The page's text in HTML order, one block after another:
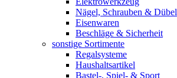
Nägel, Schrauben & Dübel
Eisenwaren
Beschläge & Sicherheit
sonstige Sortimente
Regalsysteme
Haushaltsartikel
Bastel-, Spiel- & Sport